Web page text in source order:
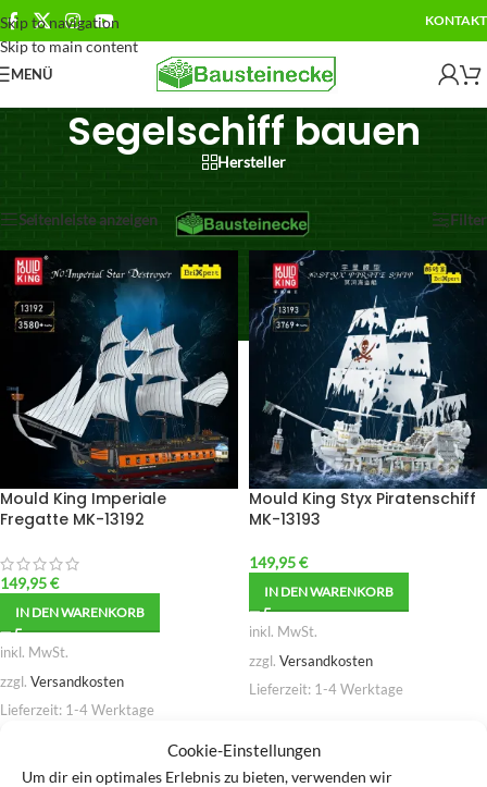
Cookie-Einstellungen
Um dir ein optimales Erlebnis zu bieten, verwenden wir
Skip to navigation
Skip to main content
KONTAKT
MENÜ
Segelschiff bauen
Hersteller
Seitenleiste anzeigen Filter
Mould King Imperiale
Fregatte MK-13192
149,95€
IN DEN WARENKORB
inkl. MwSt.
zzgl. Versandkosten
Lieferzeit: 1-4 Werktage
Zur Wunschliste hinzufügen
Mould King Styx Piratenschiff
MK-13193
149,95€
IN DEN WARENKORB
inkl. MwSt.
zzgl. Versandkosten
Lieferzeit: 1-4 Werktage